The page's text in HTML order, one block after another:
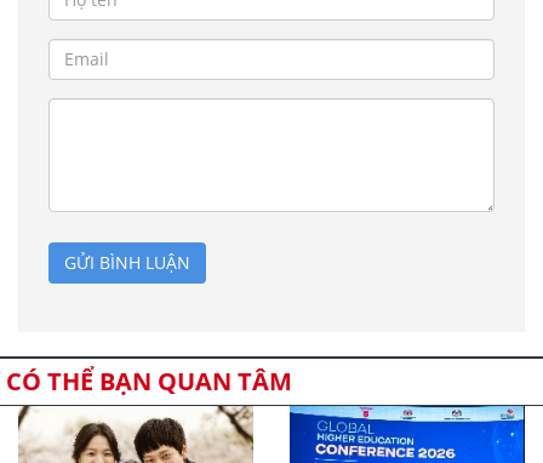
GỬI BÌNH LUẬN
CÓ THỂ BẠN QUAN TÂM